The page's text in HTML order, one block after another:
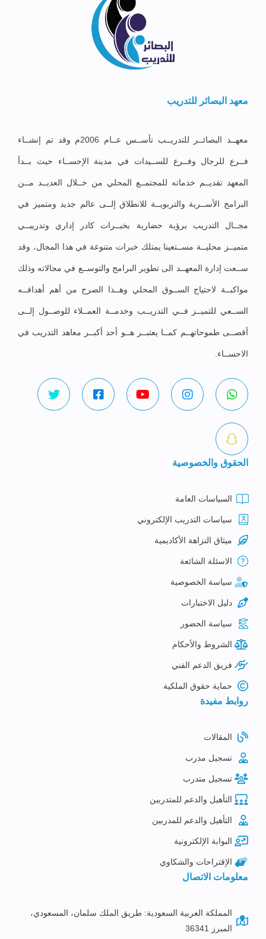
معهد البصائر للتدريب
معهــد البصائــر للتدريــب تأســس عــام 2006م وقد تم إنشــاء
فــرع للرجال وفــرع للســيدات في مدينة الإحســاء حيث بــدأ
المعهد تقديــم خدماته للمجتمــع المحلي من خــلال العديــد مــن
البرامج الأســرية والتربويــة للانطلاق إلــى عالم جديد ومتميز في
مجــال التدريب برؤية حضارية بخبــرات كادر إداري وتدريبــي
متميــز محليــة مســتعينا يمتلك خبرات متنوعة في هذا المجال، وقد
ســعت إدارة المعهــد الى تطوير البرامج والتوســع في مجالاته وذلك
مواكبــة لاحتياج الســوق المحلي وهــذا الصرح من أهم أهدافــه
الســعي للتميــز فــي التدريــب وخدمــة العمــلاء للوصــول إلــى
أقصــى طموحاتهــم كمــا يعتبــر هــو أحد أكبــر معاهد التدريب في
الاحســاء.
الحقوق والخصوصية
السياسات العامة
سياسات التدريب الإلكتروني
ميثاق النزاهة الأكاديمية
الاسئلة الشائعة
سياسة الخصوصية
دليل الاختبارات
سياسة الحضور
الشروط والأحكام
فريق الدعم الفني
حماية حقوق الملكية
روابط مفيدة
المقالات
تسجيل مدرب
تسجيل متدرب
التأهيل والدعم للمتدربين
التأهيل والدعم للمدربين
البوابة الإلكترونية
الإقتراحات والشكاوي
معلومات الاتصال
المملكة العربية السعودية: طريق الملك سلمان، المسعودي،
المبرز 36341